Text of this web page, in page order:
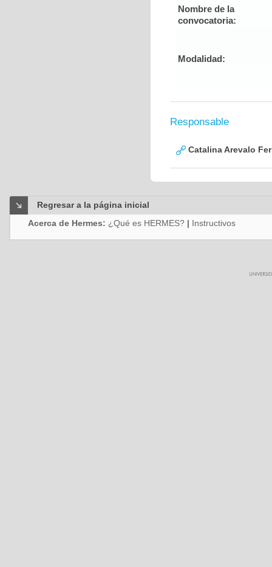
Nombre de la
convocatoria:
Modalidad:
Responsable
Catalina Arevalo
Regresar a la página inicial
Acerca de Hermes: ¿Qué es HERMES? | Instructivos